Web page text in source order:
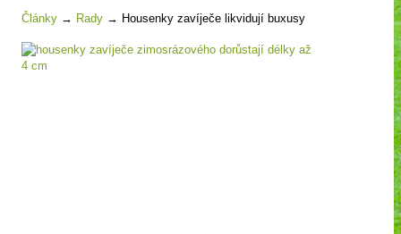
Články → Rady → Housenky zavíječe likvidují buxusy